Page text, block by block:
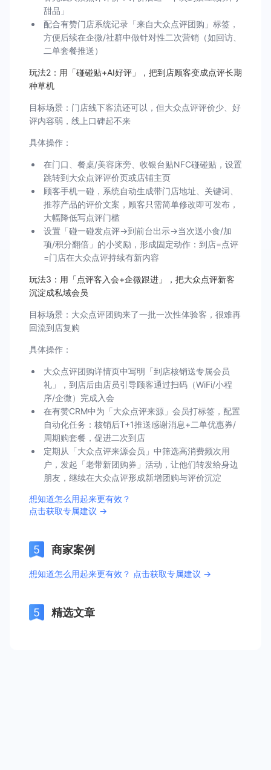
甜品」
配合有赞门店系统记录「来自大众点评团购」标签，
方便后续在企微/社群中做针对性二次营销（如回访、
二单套餐推送）
玩法2：用「碰碰贴+AI好评」，把到店顾客变成点评长期
种草机
目标场景：门店线下客流还可以，但大众点评评价少、好
评内容弱，线上口碑起不来
具体操作：
在门口、餐桌/美容床旁、收银台贴NFC碰碰贴，设置
跳转到大众点评评价页或店铺主页
顾客手机一碰，系统自动生成带门店地址、关键词、
推荐产品的评价文案，顾客只需简单修改即可发布，
大幅降低写点评门槛
设置「碰一碰发点评→到前台出示→当次送小食/加
项/积分翻倍」的小奖励，形成固定动作：到店=点评
=门店在大众点评持续有新内容
玩法3：用「点评客入会+企微跟进」，把大众点评新客
沉淀成私域会员
目标场景：大众点评团购来了一批一次性体验客，很难再
回流到店复购
具体操作：
大众点评团购详情页中写明「到店核销送专属会员
礼」，到店后由店员引导顾客通过扫码（WiFi/小程
序/企微）完成入会
在有赞CRM中为「大众点评来源」会员打标签，配置
自动化任务：核销后T+1推送感谢消息+二单优惠券/
周期购套餐，促进二次到店
定期从「大众点评来源会员」中筛选高消费频次用
户，发起「老带新团购券」活动，让他们转发给身边
朋友，继续在大众点评形成新增团购与评价沉淀
想知道怎么用起来更有效？
点击获取专属建议 →
商家案例
想知道怎么用起来更有效？ 点击获取专属建议 →
精选文章